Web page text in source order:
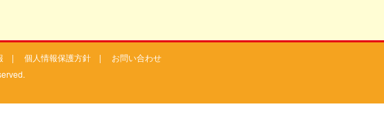
| 個人情報保護方針 | お問い合わせ